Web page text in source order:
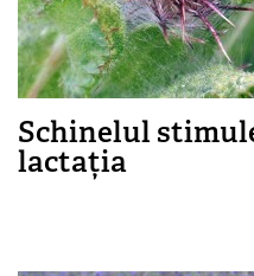
Schinelul
lactația